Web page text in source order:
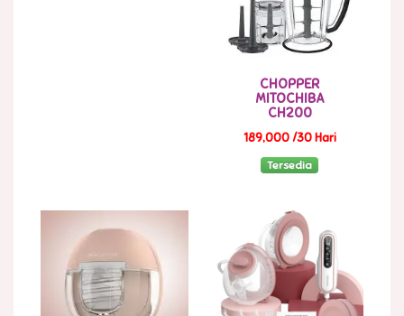
CHOPPER
MITOCHIBA
CH200
189,000 /30 Hari
Tersedia